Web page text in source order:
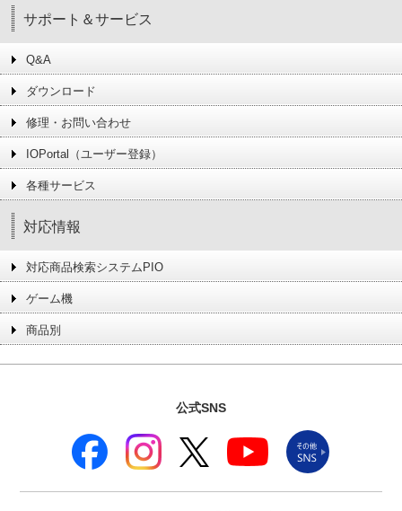
サポート＆サービス
Q&A
ダウンロード
修理・お問い合わせ
IOPortal（ユーザー登録）
各種サービス
対応情報
対応商品検索システムPIO
ゲーム機
商品別
公式SNS